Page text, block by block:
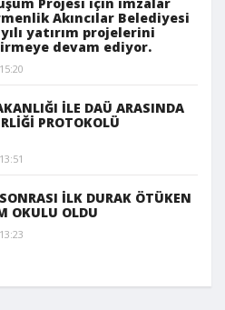
Akıncılar Belediyesi
yılı yatırım projelerini
devam ediyor.
İLE DAÜ ARASINDA
PROTOKOLÜ
İLK DURAK ÖTÜKEN
OKULU OLDU